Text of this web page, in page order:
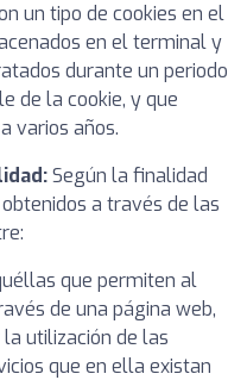
un tipo de cookies en el
en el terminal y
durante un periodo
de la cookie, y que
varios años.
Según la finalidad
a través de las
que permiten al
de una página web,
utilización de las
que en ella existan